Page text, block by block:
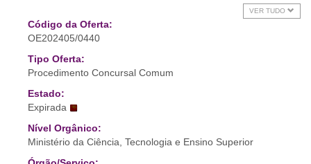
VER TUDO
Código da Oferta:
OE202405/0440
Tipo Oferta:
Procedimento Concursal Comum
Estado:
Expirada
Nível Orgânico:
Ministério da Ciência, Tecnologia e Ensino Superior